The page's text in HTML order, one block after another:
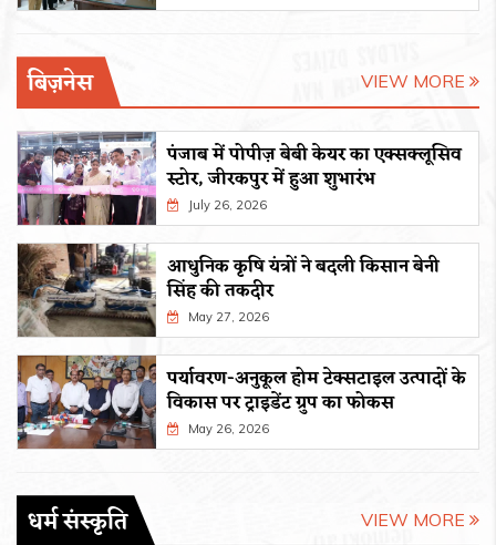
बिज़नेस VIEW MORE
पंजाब में पोपीज़ बेबी केयर का एक्सक्लूसिव
स्टोर, जीरकपुर में हुआ शुभारंभ
July 26, 2026
आधुनिक कृषि यंत्रों ने बदली किसान बेनी
सिंह की तकदीर
May 27, 2026
पर्यावरण-अनुकूल होम टेक्सटाइल उत्पादों के
विकास पर ट्राइडेंट ग्रुप का फोकस
May 26, 2026
धर्म संस्कृति VIEW MORE